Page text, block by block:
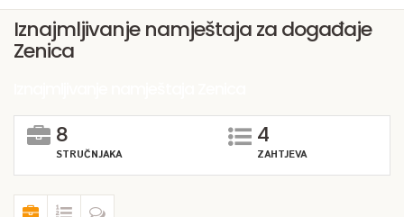
Iznajmljivanje namještaja za događaje
Zenica
8
STRUČNJAKA
4
ZAHTJEVA